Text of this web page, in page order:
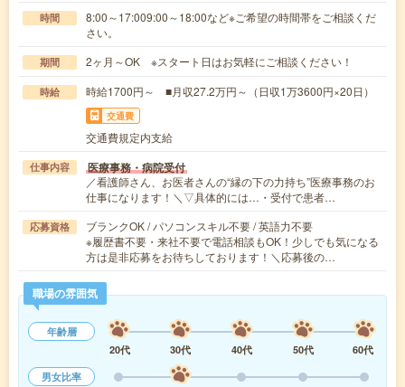
時間
8:00～17:009:00～18:00など※ご希望の時間帯をご相談くだ
さい。
期間 2ヶ月～OK ※スタート日はお気軽にご相談ください！
時給 時給1700円～ ■月収27.2万円～（日収1万3600円×20日）
交通費
交通費規定内支給
仕事内容 医療事務・病院受付
／看護師さん、お医者さんの“縁の下の力持ち”医療事務のお
仕事になります！＼▽具体的には…・受付で患者…
応募資格
ブランクOK / パソコンスキル不要 / 英語力不要
※履歴書不要・来社不要で電話相談もOK！少しでも気になる
方は是非応募をお待ちしております！＼応募後の…
職場の雰囲気
年齢層
20代
30代 40代 50代
60代
男女比率